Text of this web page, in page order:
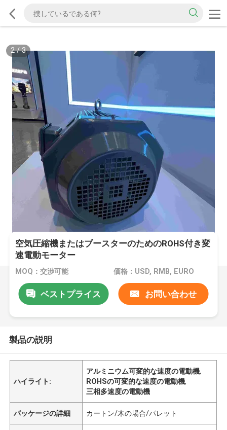
2/3
空気圧縮機またはブースターのためのROHS付き変
速電動モーター
MOQ：交渉可能 価格：USD, RMB, EURO
ベストプライス お問い合わせ
製品の説明
ハイライト:
アルミニウム可変的な速度の電動機,
ROHSの可変的な速度の電動機,
三相多速度の電動機
パッケージの詳細 カートン/木の場合/パレット